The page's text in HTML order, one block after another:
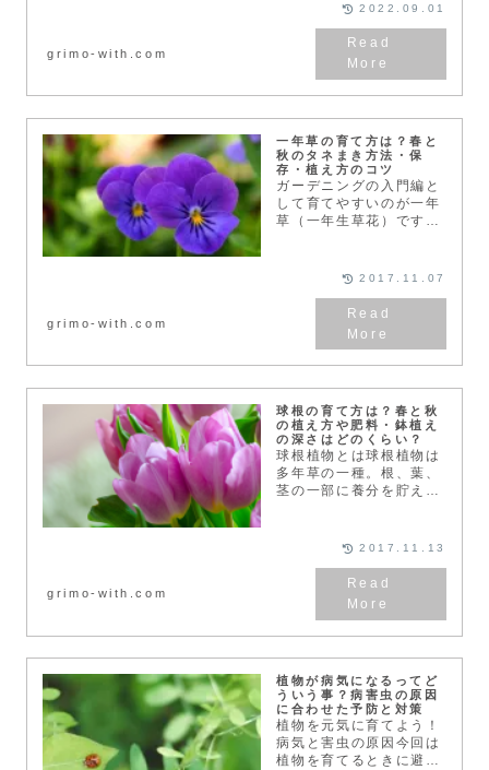
介します。挿し木（挿し
芽）は難しい？簡単？や
り方は？今回は「挿し
木」の時期・使う枝や
grimo-with.com
2022.09.01
一年草の育て方は？春と
秋のタネまき方法・保
存・植え方のコツ
ガーデニングの入門編と
して育てやすいのが一年
草（一年生草花）です。
て一生を終えるサイクル
す。それでは一年草につ
grimo-with.com
2017.11.07
球根の育て方は？春と秋
の植え方や肥料・鉢植え
の深さはどのくらい？
球根植物とは球根植物は
多年草の一種。根、葉、
茎の一部に養分を貯えて
程を御覧になった方も多
か。養分を貯える部分に
よって、鱗茎（りんけ
grimo-with.com
2017.11.13
植物が病気になるってど
ういう事？病害虫の原因
に合わせた予防と対策
植物を元気に育てよう！
病気と害虫の原因今回は
植物を育てるときに避け